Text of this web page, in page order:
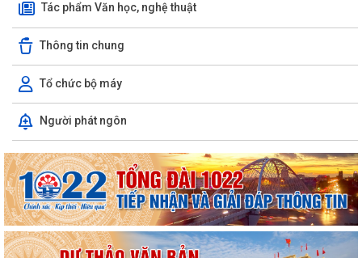
Tác phẩm Văn học, nghệ thuật
Thông tin chung
Tổ chức bộ máy
Người phát ngôn
ỦY BAN NHÂN DÂN XÃ NGUYỄN BỈNH KHIÊM TUYÊN TRUYỀN, HƯỚNG
DẪN NGƯỜI DÂN CHUYỂN ĐỔI THIẾT BỊ, SIM...